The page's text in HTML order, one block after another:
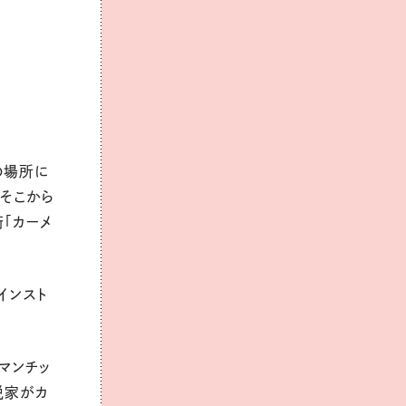
場所に
こから
カーメ
ンスト
ンチッ
家がカ